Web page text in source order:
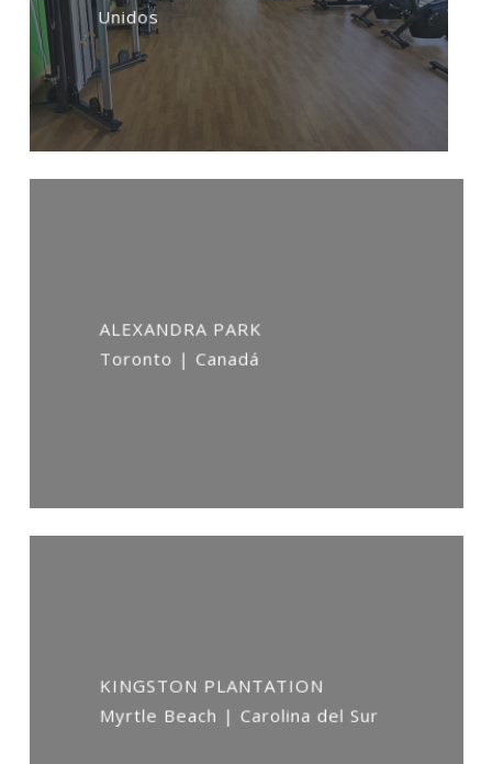
Unidos
ALEXANDRA PARK
Toronto | Canadá
KINGSTON PLANTATION
Myrtle Beach | Carolina del Sur